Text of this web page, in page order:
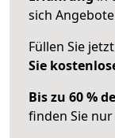
sich
Füllen Sie
Sie
Bis zu 60 %
finden Sie